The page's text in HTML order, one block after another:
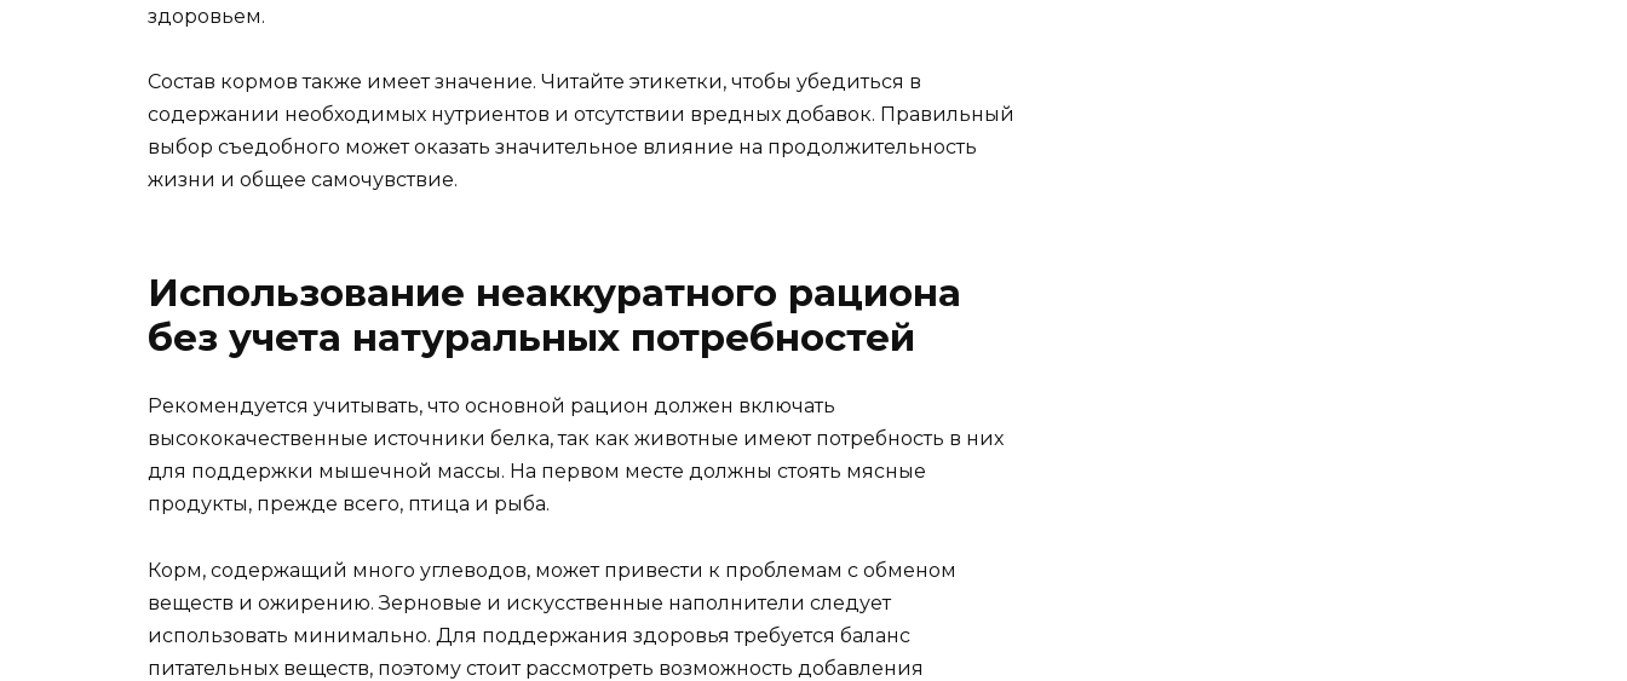
здоровьем.
Состав кормов также имеет значение. Читайте этикетки, чтобы убедиться в
содержании необходимых нутриентов и отсутствии вредных добавок. Правильный
выбор съедобного может оказать значительное влияние на продолжительность
жизни и общее самочувствие.
Использование неаккуратного рациона
без учета натуральных потребностей
Рекомендуется учитывать, что основной рацион должен включать
высококачественные источники белка, так как животные имеют потребность в них
для поддержки мышечной массы. На первом месте должны стоять мясные
продукты, прежде всего, птица и рыба.
Корм, содержащий много углеводов, может привести к проблемам с обменом
веществ и ожирению. Зерновые и искусственные наполнители следует
использовать минимально. Для поддержания здоровья требуется баланс
питательных веществ, поэтому стоит рассмотреть возможность добавления